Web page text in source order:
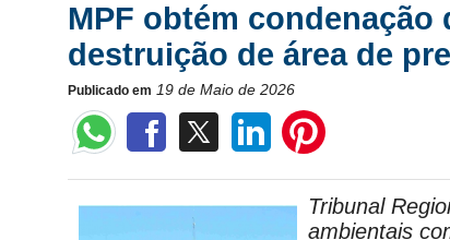
MPF obtém
destruição de área de
Publicado em 19 de Maio de 2026
Tribunal
ambientais